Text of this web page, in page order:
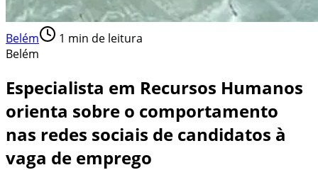
Belém 1 min de leitura
Belém
Especialista em Recursos Humanos
orienta sobre o comportamento
nas redes sociais de candidatos à
vaga de emprego